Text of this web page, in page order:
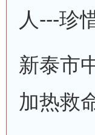
人---珍
新泰市
加热救